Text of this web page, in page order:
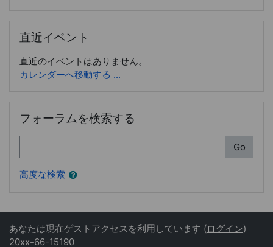
直近イベント
直近のイベントはありません。
カレンダーへ移動する ...
フォーラムを検索する
Go
高度な検索
あなたは現在ゲストアクセスを利用しています (ログイン)
20xx-66-15190